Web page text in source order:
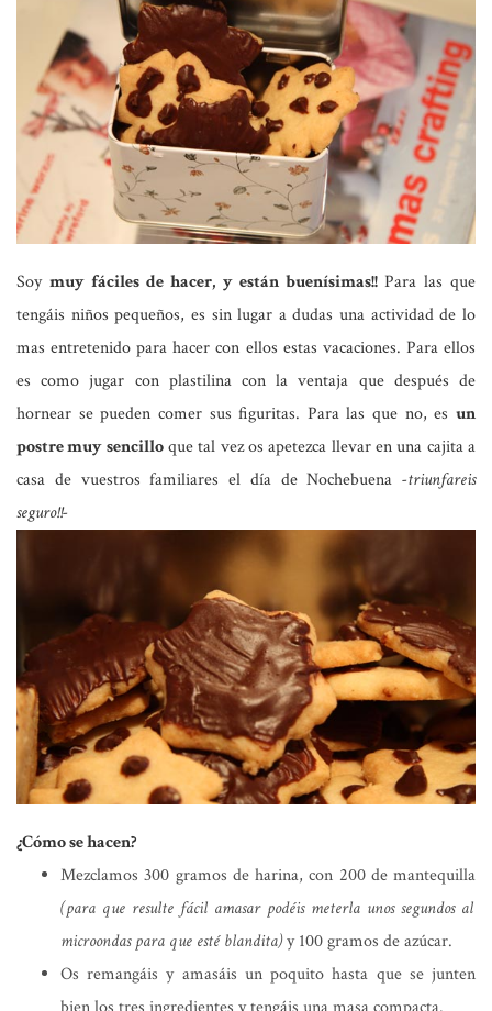
Soymuy fáciles de hacer, y están buenísimas!! Para las que
tengáis niños pequeños, es sin lugar a dudas una actividad de lo
mas entretenido para hacer con ellos estas vacaciones. Para ellos
es como jugar con plastilina con la ventaja que después de
hornear se pueden comer sus figuritas. Para las que no, es un
postre muy sencilloque tal vez os apetezca llevar en una cajita a
casa de vuestros familiares el día de Nochebuena -triunfareis
seguro!!-
¿Cómo se hacen?
Mezclamos 300 gramos de harina, con 200 de mantequilla
(para que resulte fácil amasar podéis meterla unos segundos al
microondas para que esté blandita)y 100 gramos de azúcar.
Os remangáis y amasáis un poquito hasta que se junten